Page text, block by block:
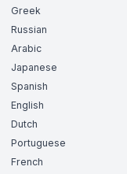
Greek
Russian
Arabic
Japanese
Spanish
English
Dutch
Portuguese
French